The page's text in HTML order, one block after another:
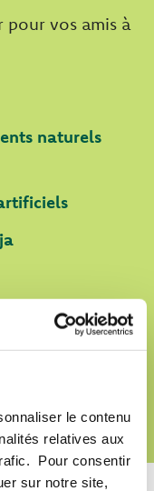
le contenu
relatives aux
Pour consentir
sur notre site,
pour vos amis à
naturels